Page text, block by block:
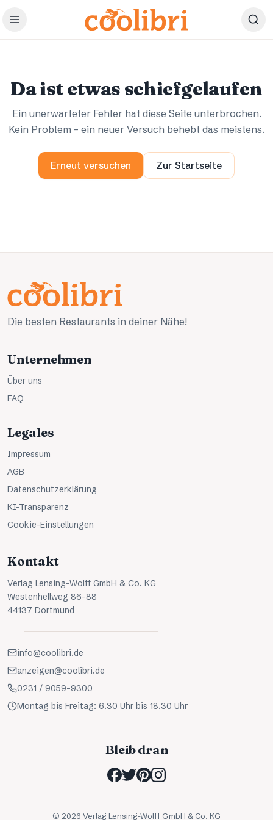
Zum Hauptinhalt springen
Da ist etwas schiefgelaufen
Ein unerwarteter Fehler hat diese Seite unterbrochen.
Kein Problem – ein neuer Versuch behebt das meistens.
Erneut versuchen Zur Startseite
Die besten Restaurants in deiner Nähe!
Unternehmen
Über uns
FAQ
Legales
Impressum
AGB
Datenschutzerklärung
KI-Transparenz
Cookie-Einstellungen
Kontakt
Verlag Lensing-Wolff GmbH & Co. KG
Westenhellweg 86-88
44137 Dortmund
info@coolibri.de
anzeigen@coolibri.de
0231 / 9059-9300
Montag bis Freitag: 6.30 Uhr bis 18.30 Uhr
Bleib dran
© 2026 Verlag Lensing-Wolff GmbH & Co. KG